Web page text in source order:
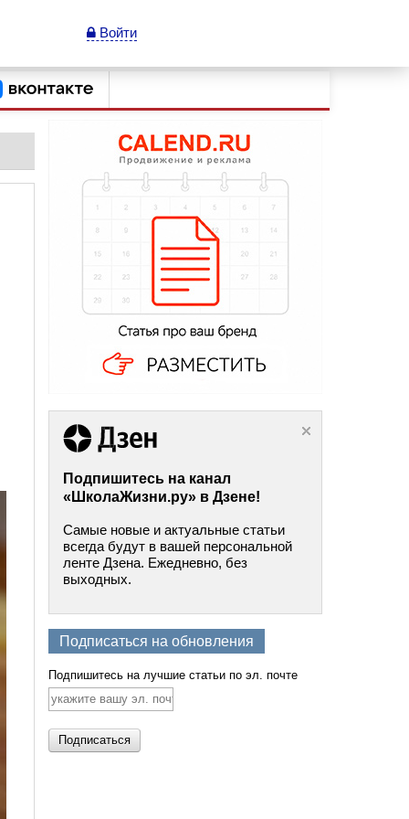
Войти
Подпишитесь на канал
«ШколаЖизни.ру» в Дзене!
Самые новые и актуальные статьи
всегда будут в вашей персональной
ленте Дзена. Ежедневно, без
выходных.
Подписаться на обновления
Подпишитесь на лучшие статьи по эл. почте